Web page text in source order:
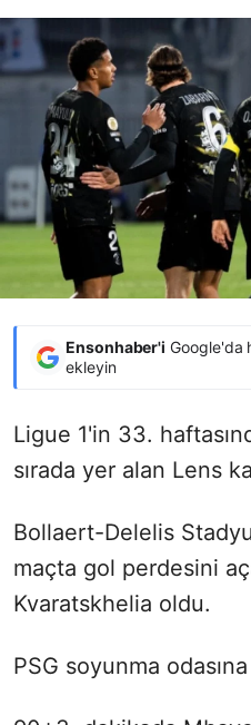
Ensonhaber'i Google'da
ekleyin
Ligue 1'in 33.
sırada yer alan Lens
Bollaert-Delelis
maçta gol perdesini
Kvaratskhelia oldu.
PSG soyunma